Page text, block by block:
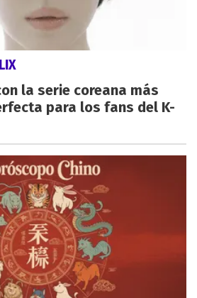
la serie coreana más
para los fans del K-